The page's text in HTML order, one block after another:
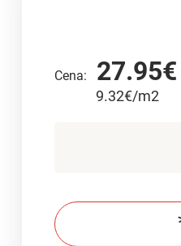
Cena: 27.95€
9.32€/m2